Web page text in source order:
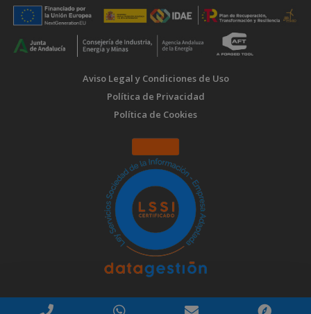
Aviso Legal y Condiciones de Uso
Política de Privacidad
Política de Cookies